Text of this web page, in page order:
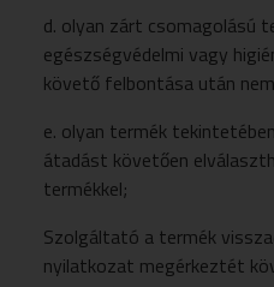
d. olyan zárt csomagolású
egészségvédelmi vagy
követő felbontása után
e. olyan termék
átadást követően
termékkel;
Szolgáltató a termék
nyilatkozat megérkeztét